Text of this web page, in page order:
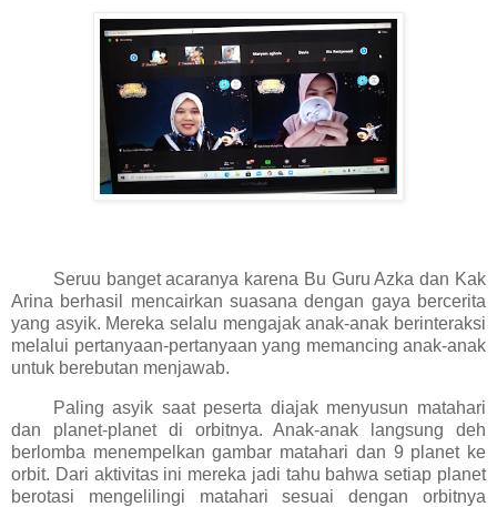
Seruu banget acaranya karena Bu Guru Azka dan Kak
Arina berhasil mencairkan suasana dengan gaya bercerita
yang asyik. Mereka selalu mengajak anak-anak berinteraksi
melalui pertanyaan-pertanyaan yang memancing anak-anak
untuk berebutan menjawab.
Paling asyik saat peserta diajak menyusun matahari
dan planet-planet di orbitnya. Anak-anak langsung deh
berlomba menempelkan gambar matahari dan 9 planet ke
orbit. Dari aktivitas ini mereka jadi tahu bahwa setiap planet
berotasi mengelilingi matahari sesuai dengan orbitnya